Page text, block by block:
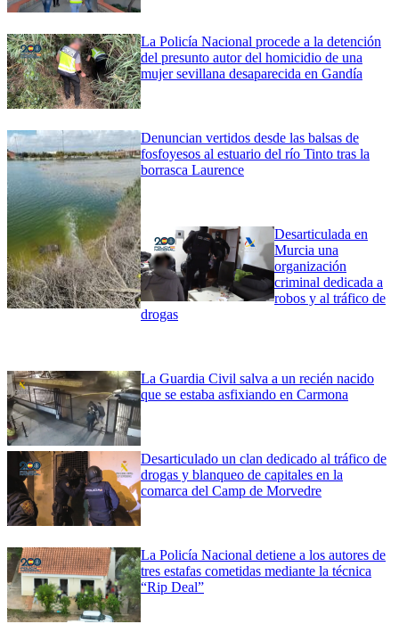
La Policía Nacional procede a la detención
del presunto autor del homicidio de una
mujer sevillana desaparecida en Gandía
Denuncian vertidos desde las balsas de
fosfoyesos al estuario del río Tinto tras la
borrasca Laurence
Desarticulada en
Murcia una
organización
criminal dedicada a
robos y al tráfico de
drogas
La Guardia Civil salva a un recién nacido
que se estaba asfixiando en Carmona
Desarticulado un clan dedicado al tráfico de
drogas y blanqueo de capitales en la
comarca del Camp de Morvedre
La Policía Nacional detiene a los autores de
tres estafas cometidas mediante la técnica
“Rip Deal”